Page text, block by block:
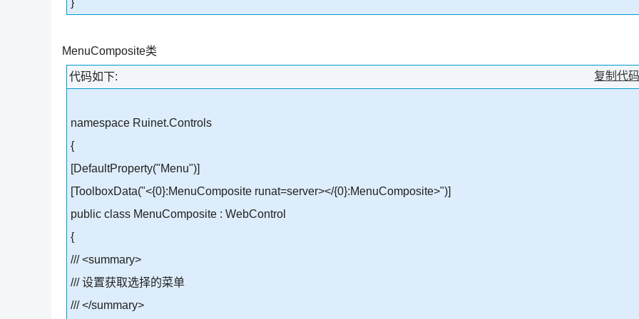
}
MenuComposite类
复制代码
代码如下:
namespace Ruinet.Controls
{
[DefaultProperty("Menu")]
[ToolboxData("<{0}:MenuComposite runat=server></{0}:MenuComposite>")]
public class MenuComposite : WebControl
{
/// <summary>
/// 设置获取选择的菜单
/// </summary>